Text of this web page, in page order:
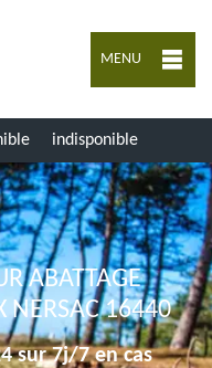
MENU
indisponible
ABATTAGE
NERSAC 16440
sur 7j/7 en cas